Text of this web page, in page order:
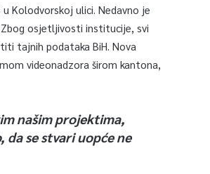
Kolodvorskoj ulici. Nedavno je
osjetljivosti institucije, svi
tajnih podataka BiH. Nova
videonadzora širom kantona,
našim projektima,
se stvari uopće ne